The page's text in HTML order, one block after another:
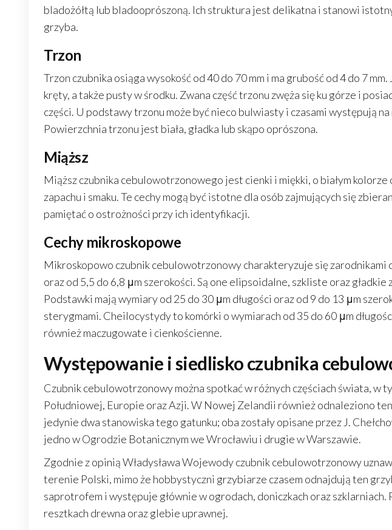
bladożółtą lub bladooprószoną. Ich struktura jest delikatna i stanowi
grzyba.
Trzon
Trzon czubnika osiąga wysokość od 40 do 70 mm i ma grubość od 4 do 7
kręty, a także pusty w środku. Zwana część trzonu zwęża się ku górze i
części. U podstawy trzonu może być nieco bulwiasty i czasami występują
Powierzchnia trzonu jest biała, gładka lub skąpo oprószona.
Miąższ
Miąższ czubnika cebulowotrzonowego jest cienki i miękki, o białym kolorze
zapachu i smaku. Te cechy mogą być istotne dla osób zajmujących się
pamiętać o ostrożności przy ich identyfikacji.
Cechy mikroskopowe
Mikroskopowo czubnik cebulowotrzonowy charakteryzuje się zarodnikami
oraz od 5,5 do 6,8 μm szerokości. Są one elipsoidalne, szkliste oraz
Podstawki mają wymiary od 25 do 30 μm długości oraz od 9 do 13 μm
sterygmami. Cheilocystydy to komórki o wymiarach od 35 do 60 μm
również maczugowate i cienkościenne.
Występowanie i siedlisko czubnika
Czubnik cebulowotrzonowy można spotkać w różnych częściach świata, w
Południowej, Europie oraz Azji. W Nowej Zelandii również odnaleziono
jedynie dwa stanowiska tego gatunku; oba zostały opisane przez J.
jedno w Ogrodzie Botanicznym we Wrocławiu i drugie w Warszawie.
Zgodnie z opinią Władysława Wojewody czubnik cebulowotrzonowy
terenie Polski, mimo że hobbystyczni grzybiarze czasem odnajdują ten
saprotrofem i występuje głównie w ogrodach, doniczkach oraz szklarniach.
resztkach drewna oraz glebie uprawnej.